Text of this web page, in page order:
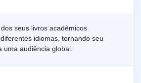
seus livros acadêmicos
idiomas, tornando seu
uma audiência global.